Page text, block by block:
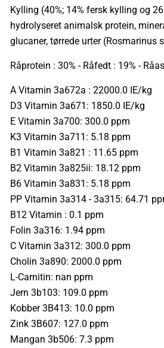
Kylling (40%; 14% fersk kylling og
hydrolyseret animalsk protein,
glucaner, tørrede urter (Rosmarinus
Råprotein : 30% - Råfedt : 19% -
A Vitamin 3a672a : 22000.0 IE/kg
D3 Vitamin 3a671: 1850.0 IE/kg
E Vitamin 3a700: 300.0 ppm
K3 Vitamin 3a711: 5.18 ppm
B1 Vitamin 3a821 : 11.65 ppm
B2 Vitamin 3a825ii: 18.12 ppm
B6 Vitamin 3a831: 5.18 ppm
PP Vitamin 3a314 - 3a315: 64.71
B12 Vitamin : 0.1 ppm
Folin 3a316: 1.94 ppm
C Vitamin 3a312: 300.0 ppm
Cholin 3a890: 2000.0 ppm
L-Carnitin: nan ppm
Jern 3b103: 109.0 ppm
Kobber 3B413: 10.0 ppm
Zink 3B607: 127.0 ppm
Mangan 3b506: 7.3 ppm